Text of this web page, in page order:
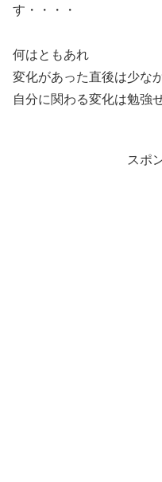
す・・・・
何はともあれ
変化があった直後は少な
自分に関わる変化は勉強
スポ